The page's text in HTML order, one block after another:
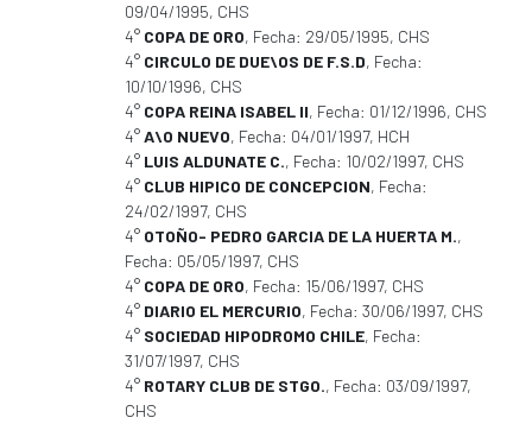
09/04/1995, CHS
4° COPA DE ORO, Fecha: 29/05/1995, CHS
4° CIRCULO DE DUE\OS DE F.S.D, Fecha:
10/10/1996, CHS
4° COPA REINA ISABEL II, Fecha: 01/12/1996, CHS
4°A\O NUEVO, Fecha: 04/01/1997, HCH
4° LUIS ALDUNATE C., Fecha: 10/02/1997, CHS
4° CLUB HIPICO DE CONCEPCION, Fecha:
24/02/1997, CHS
4° OTOÑO- PEDRO GARCIA DE LA HUERTA M.,
Fecha: 05/05/1997, CHS
4° COPA DE ORO, Fecha: 15/06/1997, CHS
4° DIARIO EL MERCURIO, Fecha: 30/06/1997, CHS
4° SOCIEDAD HIPODROMO CHILE, Fecha:
31/07/1997, CHS
4° ROTARY CLUB DE STGO., Fecha: 03/09/1997,
CHS